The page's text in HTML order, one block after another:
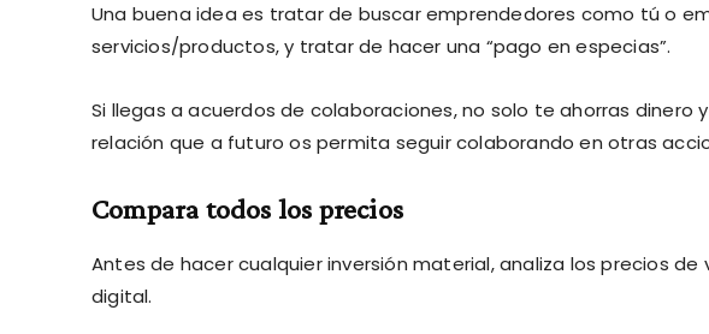
Una buena idea es tratar de buscar emprendedores como tú o
servicios/productos, y tratar de hacer una “pago en especias”.
Si llegas a acuerdos de colaboraciones, no solo te ahorras dinero
relación que a futuro os permita seguir colaborando en otras
Compara todos los precios
Antes de hacer cualquier inversión material, analiza los precios
digital.